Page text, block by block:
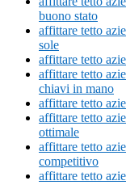
buono stato
affittare tetto
sole
affittare tetto
affittare tetto
chiavi in mano
affittare tetto
affittare tetto
ottimale
affittare tetto
competitivo
affittare tetto